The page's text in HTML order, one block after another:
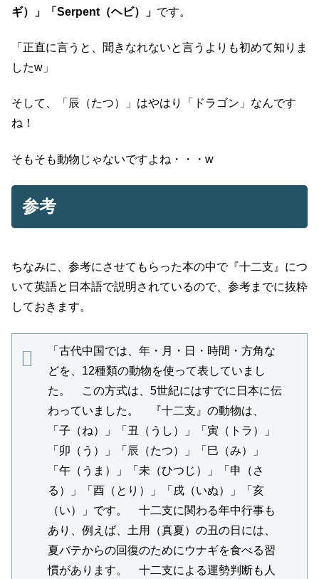
ギ）」「Serpent（ヘビ）」 です。
「正直に言うと、聞きなれないと言うよりも初めて知りま
したw」
そして、「辰（たつ）」はやはり「ドラゴン」なんです
ね！
そもそも動物じゃないですよね・・・w
参考
ちなみに、参考にさせてもらった本の中で『十二支』につ
いて英語と日本語で説明されているので、参考までに抜粋
しておきます。
「古代中国では、年・月・日・時間・方角な
どを、12種類の動物を使って表していまし
た。 この方式は、5世紀にはすでに日本に伝
わっていました。 『十二支』の動物は、
「子（ね）」「丑（うし）」「寅（トラ）」
「卯（う）」「辰（たつ）」「巳（み）」
「午（うま）」「未（ひつじ）」「申（さ
る）」「酉（とり）」「戌（いぬ）」「亥
（い）」です。 十二支に関わる年中行事も
あり、例えば、土用（真夏）の丑の日には、
夏バテからの回復のためにウナギを食べる習
慣があります。 十二支による運勢判断も人